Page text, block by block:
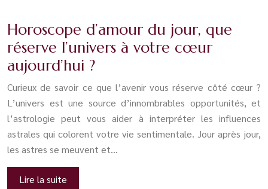
Horoscope d’amour du jour, que
réserve l’univers à votre cœur
aujourd’hui ?
Curieux de savoir ce que l’avenir vous réserve côté cœur ?
L’univers est une source d’innombrables opportunités, et
l’astrologie peut vous aider à interpréter les influences
astrales qui colorent votre vie sentimentale. Jour après jour,
les astres se meuvent et…
Lire la suite